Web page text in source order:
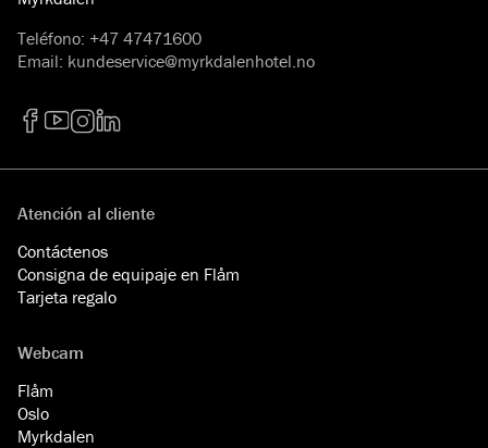
Teléfono: +47 47471600
Email: kundeservice@myrkdalenhotel.no
Atención al cliente
Contáctenos
Consigna de equipaje en Flåm
Tarjeta regalo
Webcam
Flåm
Oslo
Myrkdalen